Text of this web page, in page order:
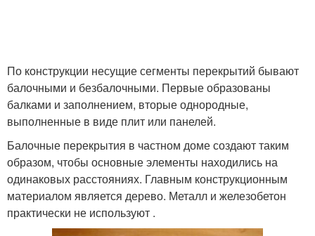
По конструкции несущие сегменты перекрытий бывают
балочными и безбалочными. Первые образованы
балками и заполнением, вторые однородные,
выполненные в виде плит или панелей.
Балочные перекрытия в частном доме создают таким
образом, чтобы основные элементы находились на
одинаковых расстояниях. Главным конструкционным
материалом является дерево. Металл и железобетон
практически не используют .